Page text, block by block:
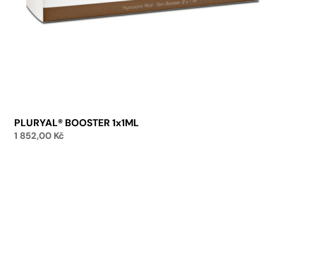
PLURYAL® BOOSTER 1x1ML
1 852,00 Kč